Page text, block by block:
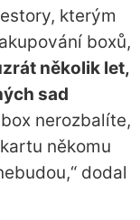
kterým
boxů,
několik let,
sad
box nerozbalíte,
někomu
dodal